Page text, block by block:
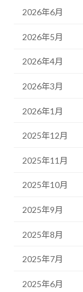
2026年6月
2026年5月
2026年4月
2026年3月
2026年1月
2025年12月
2025年11月
2025年10月
2025年9月
2025年8月
2025年7月
2025年6月